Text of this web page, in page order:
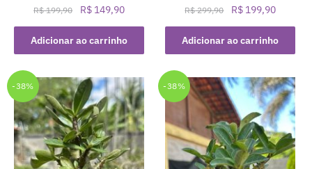
R$199,90
O
preço
original
era:
R$ 149,90O
preço
atual
é:
R$ 149,90.
Adicionar ao carrinho
R$299,90
O
preço
original
era:
R$ 199,90O
preço
atual
é:
Adicionar ao carrinho
-38% -38%